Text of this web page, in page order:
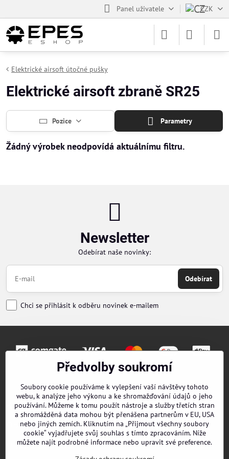
Panel uživatele CZK
Elektrické airsoft útočné pušky
Elektrické airsoft zbraně SR25
Pozice Parametry
Newsletter
Odebírat naše novinky:
Odebírat
Chci se přihlásit k odběru novinek e-mailem
Kontakty
Obchodní podmínky
O nás
Předvolby soukromí
Soubory cookie používáme k vylepšení vaší návštěvy tohoto
webu, k analýze jeho výkonu a ke shromažďování údajů o jeho
používání. Můžeme k tomu použít nástroje a služby třetích stran
a shromážděná data mohou být přenášena partnerům v EU, USA
nebo jiných zemích. Kliknutím na „Přijmout všechny soubory
cookie“ vyjadřujete svůj souhlas s tímto zpracováním. Níže
můžete najít podrobné informace nebo upravit své preference.